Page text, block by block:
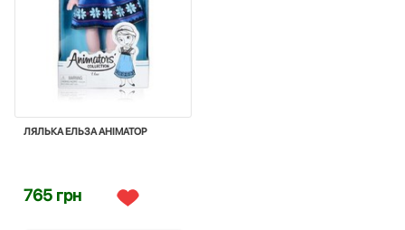
ЛЯЛЬКА ЕЛЬЗА АНІМАТОР
765 грн